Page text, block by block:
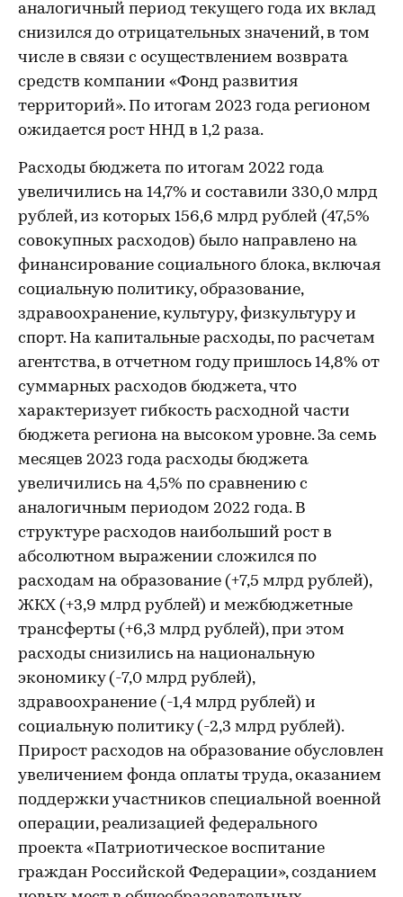
аналогичный период текущего года их вклад
снизился до отрицательных значений, в том
числе в связи с осуществлением возврата
средств компании «Фонд развития
территорий». По итогам 2023 года регионом
ожидается рост ННД в 1,2 раза.
Расходы бюджета по итогам 2022 года
увеличились на 14,7% и составили 330,0 млрд
рублей, из которых 156,6 млрд рублей (47,5%
совокупных расходов) было направлено на
финансирование социального блока, включая
социальную политику, образование,
здравоохранение, культуру, физкультуру и
спорт. На капитальные расходы, по расчетам
агентства, в отчетном году пришлось 14,8% от
суммарных расходов бюджета, что
характеризует гибкость расходной части
бюджета региона на высоком уровне. За семь
месяцев 2023 года расходы бюджета
увеличились на 4,5% по сравнению с
аналогичным периодом 2022 года. В
структуре расходов наибольший рост в
абсолютном выражении сложился по
расходам на образование (+7,5 млрд рублей),
ЖКХ (+3,9 млрд рублей) и межбюджетные
трансферты (+6,3 млрд рублей), при этом
расходы снизились на национальную
экономику (-7,0 млрд рублей),
здравоохранение (-1,4 млрд рублей) и
социальную политику (-2,3 млрд рублей).
Прирост расходов на образование обусловлен
увеличением фонда оплаты труда, оказанием
поддержки участников специальной военной
операции, реализацией федерального
проекта «Патриотическое воспитание
граждан Российской Федерации», созданием